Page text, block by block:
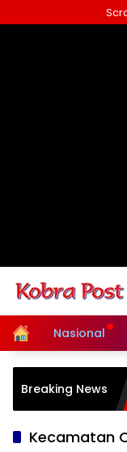
ke
HomeNasional
Breaking News
Tahap 3 Juli-
Kemensos
Cek Daftar Daerah
Kecamatan